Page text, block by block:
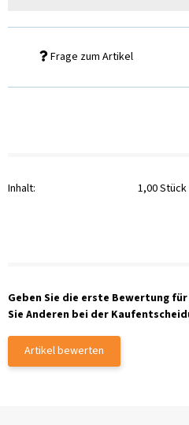
Frage zum Artikel
Inhalt: 1,00 Stück
Geben Sie die erste Bewertung
Sie Anderen bei der
Artikel bewerten